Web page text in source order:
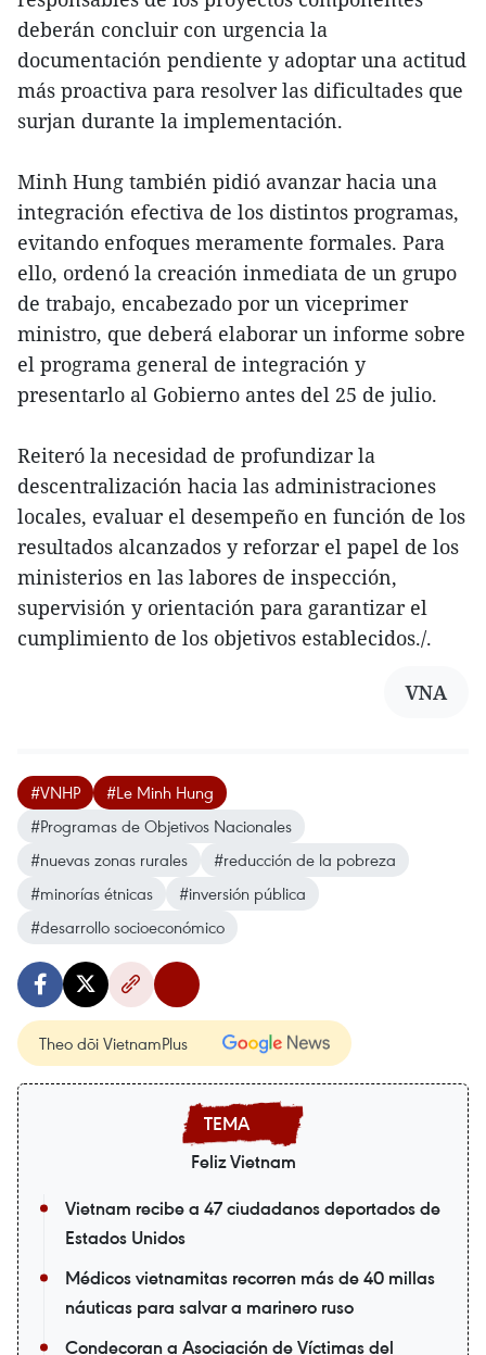
deberán concluir con urgencia la
documentación pendiente y adoptar una actitud
más proactiva para resolver las dificultades que
surjan durante la implementación.
Minh Hung también pidió avanzar hacia una
integración efectiva de los distintos programas,
evitando enfoques meramente formales. Para
ello, ordenó la creación inmediata de un grupo
de trabajo, encabezado por un viceprimer
ministro, que deberá elaborar un informe sobre
el programa general de integración y
presentarlo al Gobierno antes del 25 de julio.
Reiteró la necesidad de profundizar la
descentralización hacia las administraciones
locales, evaluar el desempeño en función de los
resultados alcanzados y reforzar el papel de los
ministerios en las labores de inspección,
supervisión y orientación para garantizar el
cumplimiento de los objetivos establecidos./.
VNA
#VNHP
#Le Minh Hung
#Programas de Objetivos Nacionales
#nuevas zonas rurales
#reducción de la pobreza
#minorías étnicas
#inversión pública
#desarrollo socioeconómico
Theo dõi VietnamPlus
Feliz Vietnam
Vietnam recibe a 47 ciudadanos deportados de
Estados Unidos
Médicos vietnamitas recorren más de 40 millas
náuticas para salvar a marinero ruso
Condecoran a Asociación de Víctimas del